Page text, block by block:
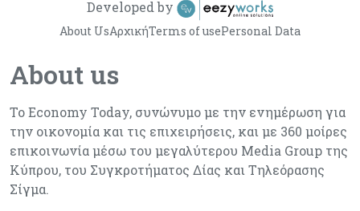
About us
Το Economy Today, συνώνυμο με την ενημέρωση για
την οικονομία και τις επιχειρήσεις, και με 360 μοίρες
επικοινωνία μέσω του μεγαλύτερου Media Group της
Κύπρου, του Συγκροτήματος Δίας και Τηλεόρασης
Σίγμα.
About UsΑρχικήTerms of usePersonal Data
Developed by